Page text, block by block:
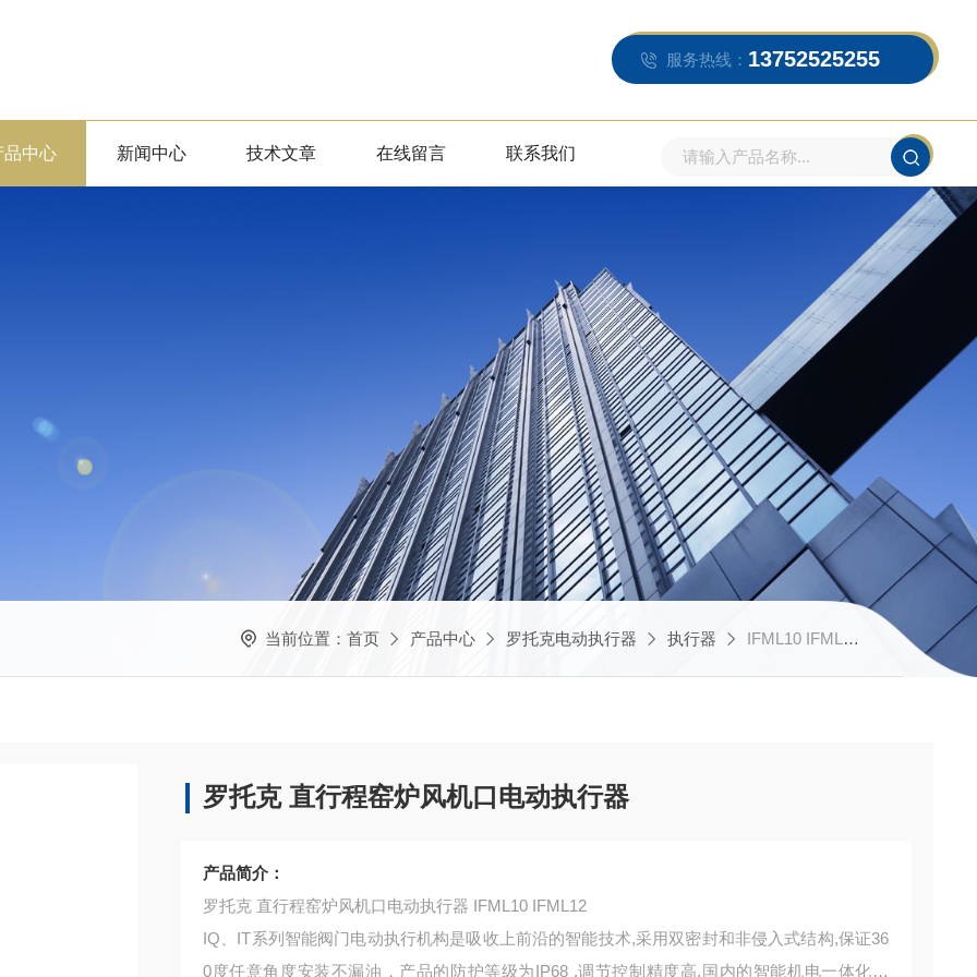
服务热线： 13752525255
品中心 新闻中心 技术文章 在线留言 联系我们
当前位置： 首页 产品中心 罗托克电动执行器 执行器 IFML10 IFML12罗托克 直行程窑炉风机口电动执行器
罗托克 直行程窑炉风机口电动执行器
产品简介：
罗托克 直行程窑炉风机口电动执行器 IFML10 IFML12
IQ、IT系列智能阀门电动执行机构是吸收上前沿的智能技术,采用双密封和非侵入式结构,保证36
0度任意角度安装不漏油，产品的防护等级为IP68 ,调节控制精度高,国内的智能机电一体化产